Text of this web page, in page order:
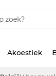
Akoestiek